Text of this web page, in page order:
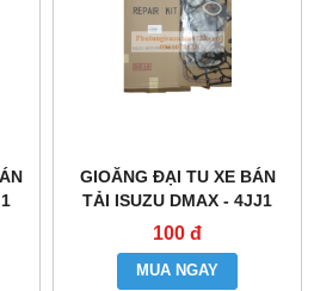
GIOĂNG ĐẠI TU XE BÁN
TẢI ISUZU DMAX - 4JJ1
100 đ
MUA NGAY